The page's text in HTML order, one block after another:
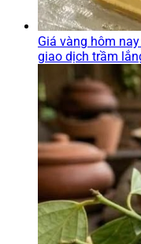
Giá vàng hôm
giao dịch trầm